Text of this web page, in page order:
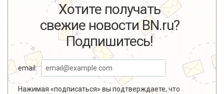
Хотите получать
свежие новости BN.ru?
Подпишитесь!
email:
Нажимая «подписаться» вы подтверждаете, что